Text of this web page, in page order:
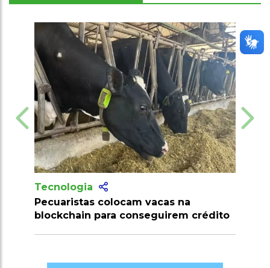
colocam vacas na
para conseguirem crédito
milhões de